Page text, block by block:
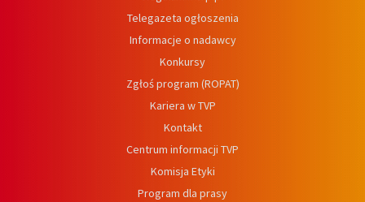
Telegazeta ogłoszenia
Informacje o nadawcy
Konkursy
Zgłoś program (ROPAT)
Kariera w TVP
Kontakt
Centrum informacji TVP
Komisja Etyki
Program dla prasy